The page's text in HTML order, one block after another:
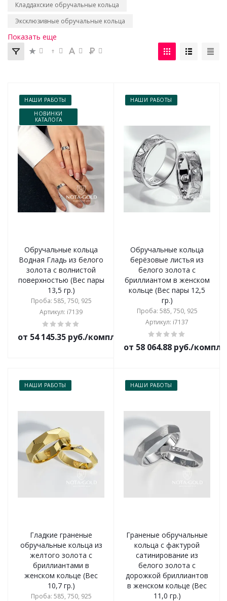
Кладдахские обручальные кольца
Эксклюзивные обручальные кольца
Показать еще
НАШИ РАБОТЫ
НОВИНКИ
КАТАЛОГА
Обручальные кольца
Водная Гладь из белого
золота с волнистой
поверхностью (Вес пары
13,5 гр.)
Проба: 585, 750, 925
Артикул: i7139
от 54 145.35 руб./комплект
НАШИ РАБОТЫ
Обручальные кольца
берёзовые листья из
белого золота с
бриллиантом в женском
кольце (Вес пары 12,5
гр.)
Проба: 585, 750, 925
Артикул: i7137
от 58 064.88 руб./
НАШИ РАБОТЫ
Гладкие граненые
обручальные кольца из
желтого золота с
бриллиантами в
женском кольце (Вес
10,7 гр.)
Проба: 585, 750, 925
НАШИ РАБОТЫ
Граненые обручальные
кольца с фактурой
сатинирование из
белого золота с
дорожкой бриллиантов
в женском кольце (Вес
11,0 гр.)